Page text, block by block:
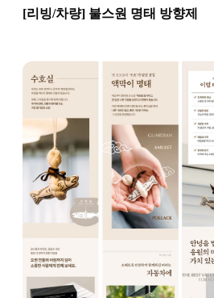
[리빙/차량] 불스원 명태 방향제